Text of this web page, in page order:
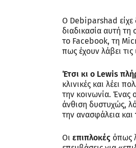
Ο Debiparshad είχε
διαδικασία αυτή
το Facebook, τη
πως έχουν λάβει τις
Έτσι κι ο Lewis
κλινικές και λέει
την κοινωνία. Ένας
άνθιση δυστυχώς,
την ανασφάλεια και
Οι επιπλοκές όπως